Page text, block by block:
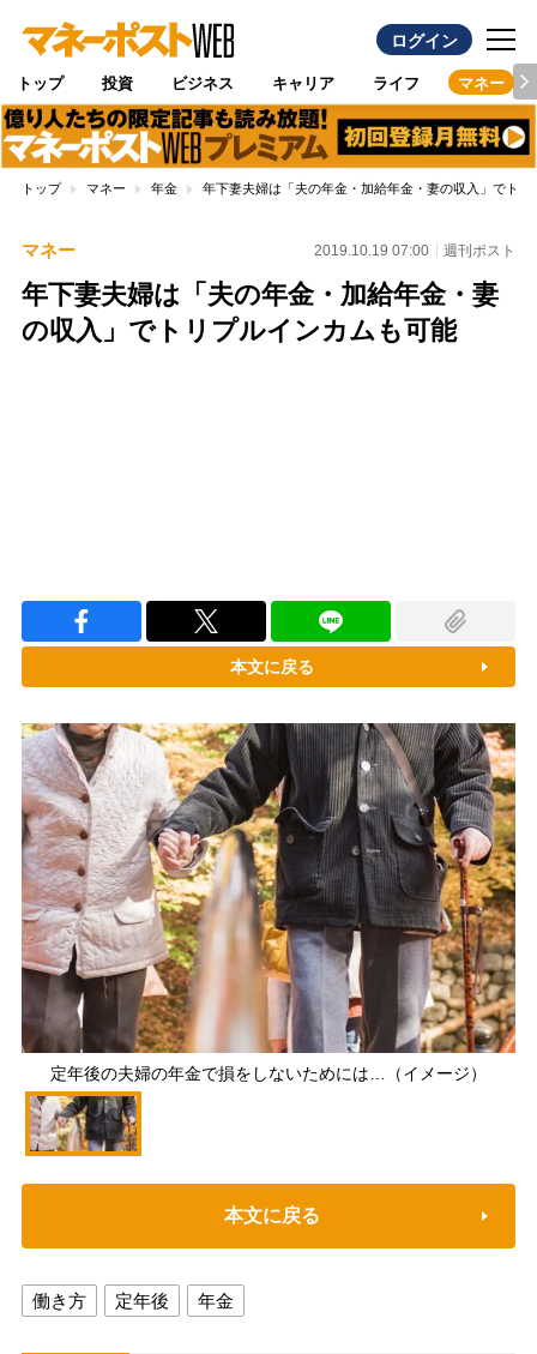
ログイン
トップ 投資 ビジネス キャリア ライフ マネー
トップ マネー 年金 年下妻夫婦は「夫の年金・加給年金・妻の収入」でトリ
マネー 2019.10.19 07:00 週刊ポスト
年下妻夫婦は「夫の年金・加給年金・妻
の収入」でトリプルインカムも可能
本文に戻る
定年後の夫婦の年金で損をしないためには…（イメージ）
本文に戻る
働き方 定年後 年金